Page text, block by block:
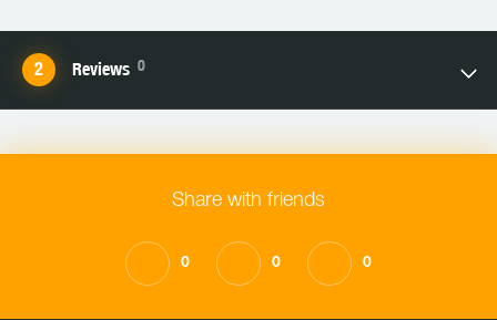
Reviews 0
Share with friends
0 0 0